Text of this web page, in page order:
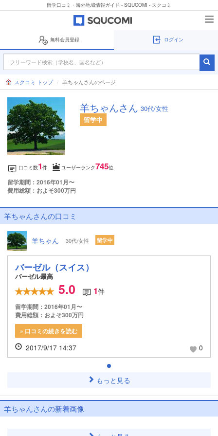
留学口コミ・海外地域情報ガイド - SQUCOMI - スクコミ
無料会員登録 ログイン
スクコミ トップ 羊ちゃんさんのページ
羊ちゃんさん 30代/女性
留学中
口コミ数1件 ユーザーランク745位
留学期間：2016年01月〜
費用総額：およそ300万円
羊ちゃんさんの口コミ
羊ちゃん 30代/女性 留学中
バーゼル（スイス）
バーゼル最高
5.0 1件
留学期間：2016年01月〜
費用総額：およそ300万円
» 口コミの続きを読む
2017/9/17 14:37 0
もっと見る
羊ちゃんさんの新着画像